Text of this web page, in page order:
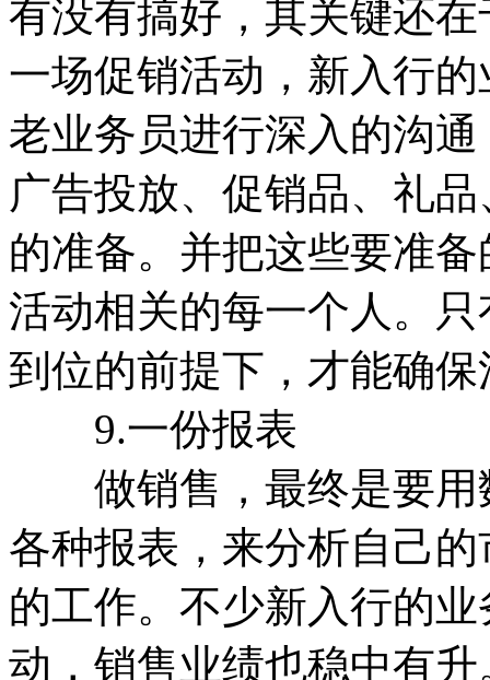
有没有搞好，其关键还
一场促销活动，新入行
老业务员进行深入的沟
广告投放、促销品、礼
的准备。并把这些要准
活动相关的每一个人。
到位的前提下，才能确
9.一份报表
做销售，最终是要用
各种报表，来分析自己
的工作。不少新入行的
动，销售业绩也稳中有